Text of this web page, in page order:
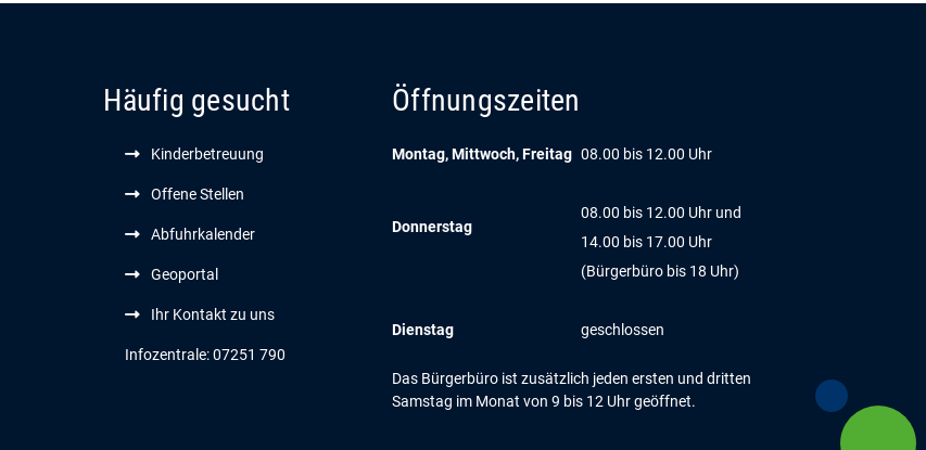
Häufig gesucht
Kinderbetreuung
Offene Stellen
Abfuhrkalender
Geoportal
Ihr Kontakt zu uns
Infozentrale: 07251 790
Öffnungszeiten
Montag, Mittwoch, Freitag 08.00 bis 12.00 Uhr
Donnerstag
08.00 bis 12.00 Uhr und
14.00 bis 17.00 Uhr
(Bürgerbüro bis 18 Uhr)
Dienstag geschlossen
Das Bürgerbüro ist zusätzlich jeden ersten und dritten
Samstag im Monat von 9 bis 12 Uhr geöffnet.